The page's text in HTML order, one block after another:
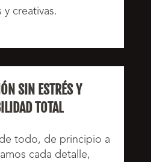
y creativas.
SIN ESTRÉS Y
TOTAL
todo, de principio a
cada detalle,